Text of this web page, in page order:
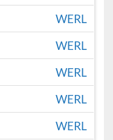
WERL
WERL
WERL
WERL
WERL